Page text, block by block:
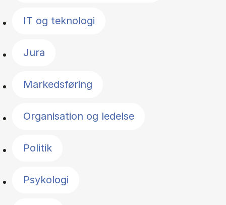
IT og teknologi
Jura
Markedsføring
Organisation og ledelse
Politik
Psykologi